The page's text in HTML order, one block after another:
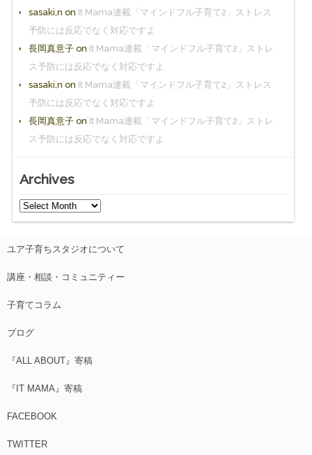
sasaki,n on It Mama連載「マインドフル子育て2」ストレス
予防には反応でなく対応ですよ
長岡真意子on It Mama連載「マインドフル子育て2」ストレ
ス予防には反応でなく対応ですよ
sasaki,n on It Mama連載「マインドフル子育て2」ストレス
予防には反応でなく対応ですよ
長岡真意子on It Mama連載「マインドフル子育て2」ストレ
ス予防には反応でなく対応ですよ
Archives
ユア子育ちスタジオについて
講座・相談・コミュニティー
子育てコラム
ブログ
『ALL ABOUT』寄稿
『IT MAMA』寄稿
FACEBOOK
TWITTER